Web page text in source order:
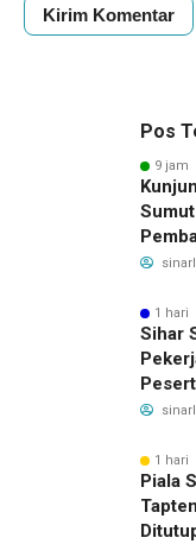
Pos
9 jam
1 hari
Sihar
Juta
1 hari
Piala